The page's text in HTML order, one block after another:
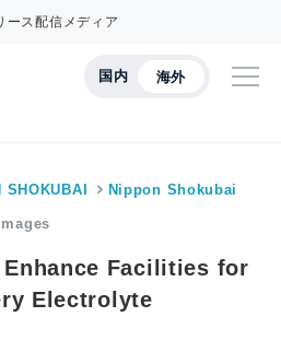
ース配信メディア
国内 海外
SHOKUBAI Nippon Shokubai
Facilities for
Electrolyte